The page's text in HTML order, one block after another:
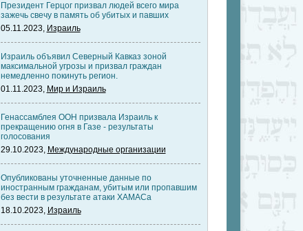
Президент Герцог призвал людей всего мира
зажечь свечу в память об убитых и павших
05.11.2023, Израиль
Израиль объявил Северный Кавказ зоной
максимальной угрозы и призвал граждан
немедленно покинуть регион.
01.11.2023, Мир и Израиль
Генассамблея ООН призвала Израиль к
прекращению огня в Газе - результаты
голосования
29.10.2023, Международные организации
Опубликованы уточненные данные по
иностранным гражданам, убитым или пропавшим
без вести в результате атаки ХАМАСа
18.10.2023, Израиль